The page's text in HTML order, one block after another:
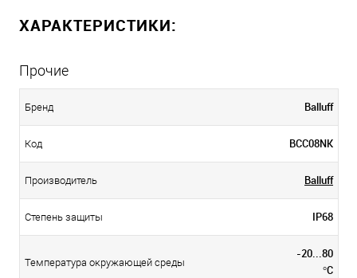
ХАРАКТЕРИСТИКИ:
Прочие
Бренд Balluff
Код BCC08NK
Производитель Balluff
Степень защиты IP68
Температура окружающей среды
-20...80
°C